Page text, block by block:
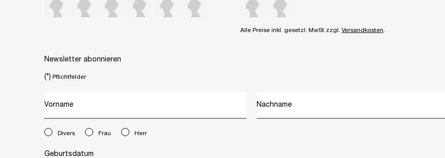
Alle Preise inkl. gesetzl. MwSt zzgl. Versandkosten
Newsletter abonnieren
(*) Pflichtfelder
Vorname Nachname
newslettersignup.title.legend
Divers Frau Herr
Geburtsdatum